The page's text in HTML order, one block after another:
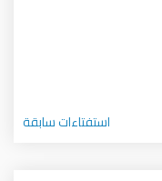
استفتاءات سابقة